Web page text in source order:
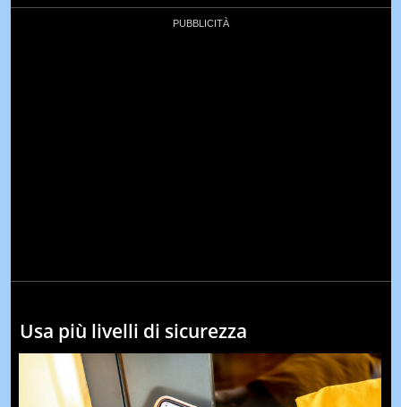
Usa più livelli di sicurezza